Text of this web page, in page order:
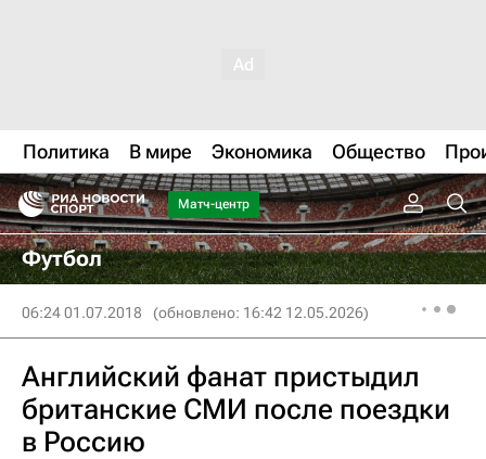
Политика В мире Экономика Общество
Матч-центр
Футбол
06:24 01.07.2018 (обновлено: 16:42 12.05.2026)
Английский фанат пристыдил
британские СМИ‍ после поездки
в Россию